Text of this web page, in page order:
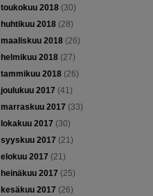
toukokuu 2018(30)
huhtikuu 2018(28)
maaliskuu 2018(26)
helmikuu 2018(27)
tammikuu 2018(26)
joulukuu 2017 (41)
marraskuu 2017 (33)
lokakuu 2017 (30)
syyskuu 2017 (21)
elokuu 2017 (21)
heinäkuu 2017 (25)
kesäkuu 2017 (26)